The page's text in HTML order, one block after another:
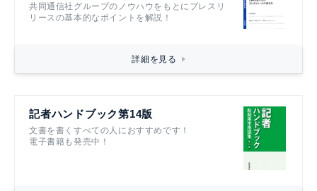
共同通信社グループのノウハウをもとにプレスリ
リースの基本的なポイントを解説！
詳細を見る
記者ハンドブック第14版
文書を書くすべての人におすすめです！
電子書籍も発売中！